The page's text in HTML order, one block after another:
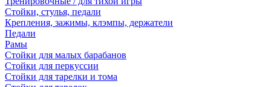
Стойки, стулья, педали
Крепления, зажимы, клэмпы, держатели
Педали
Рамы
Стойки для малых барабанов
Стойки для перкуссии
Стойки для тарелки и тома